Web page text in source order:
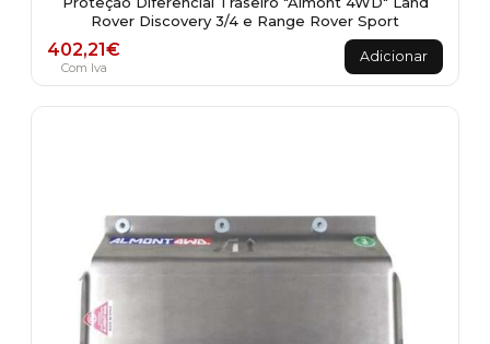
Rover Discovery 3/4 e Range Rover Sport
402,21€
Com Iva
Adicionar